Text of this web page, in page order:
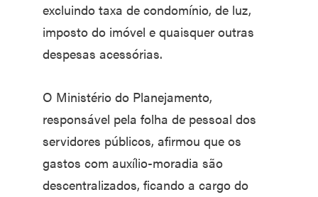
excluindo taxa de condomínio, de luz,
imposto do imóvel e quaisquer outras
despesas acessórias.
O Ministério do Planejamento,
responsável pela folha de pessoal dos
servidores públicos, afirmou que os
gastos com auxílio-moradia são
descentralizados, ficando a cargo do